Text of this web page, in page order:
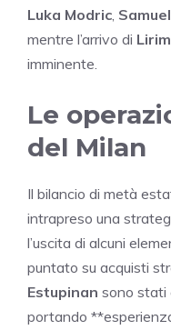
Luka Modric
mentre l’arrivo di
imminente.
Le
del Milan
Il bilancio di metà
intrapreso una
l’uscita di alcuni
puntato su acquisti
Estupinan sono stati
portando